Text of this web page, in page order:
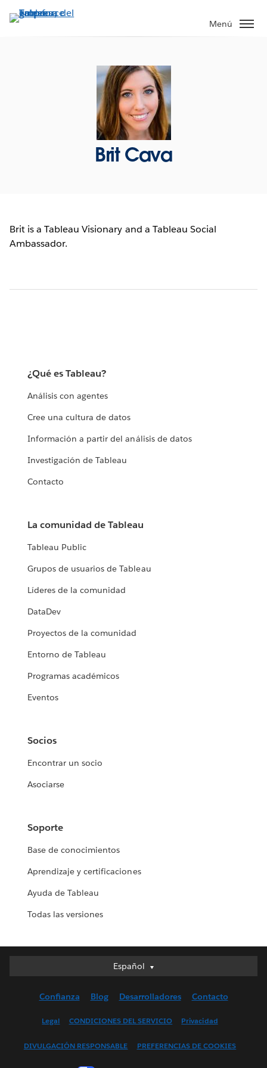
Menú
Brit Cava
Brit is a Tableau Visionary and a Tableau Social
Ambassador.
¿Qué es Tableau?
Análisis con agentes
Cree una cultura de datos
Información a partir del análisis de datos
Investigación de Tableau
Contacto
La comunidad de Tableau
Tableau Public
Grupos de usuarios de Tableau
Líderes de la comunidad
DataDev
Proyectos de la comunidad
Entorno de Tableau
Programas académicos
Eventos
Socios
Encontrar un socio
Asociarse
Soporte
Base de conocimientos
Aprendizaje y certificaciones
Ayuda de Tableau
Todas las versiones
Español
Español
English (UK)
Français (France)
Confianza Blog Desarrolladores Contacto
Legal CONDICIONES DEL SERVICIO Privacidad
DIVULGACIÓN RESPONSABLE PREFERENCIAS DE COOKIES